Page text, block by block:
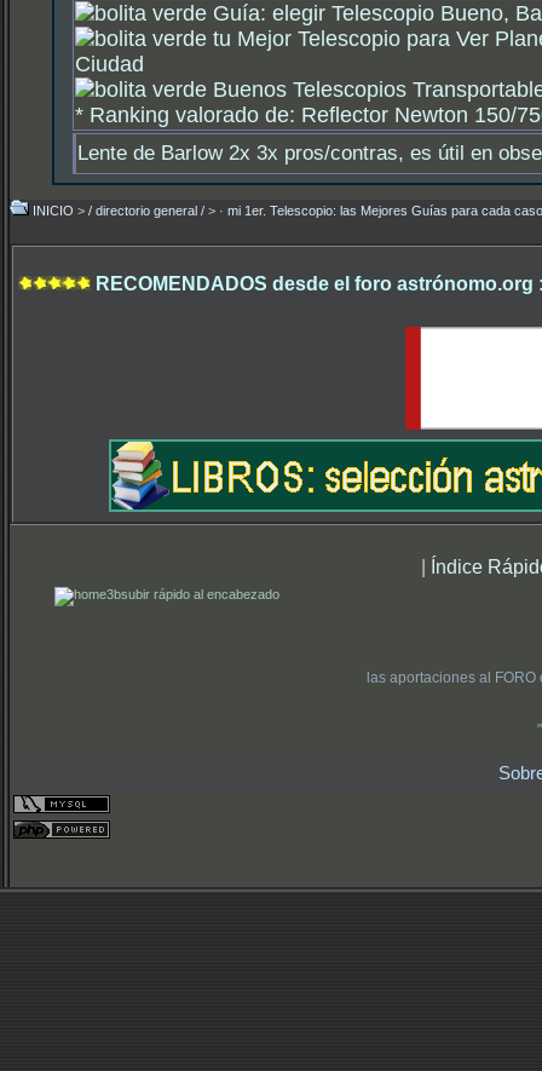
Guía: elegir Telescopio Bueno,
tu Mejor Telescopio para Ver
Ciudad
Buenos Telescopios
* Ranking valorado de: Reflector Newton 150/
Lente de Barlow 2x 3x pros/contras, es útil en
INICIO > / directorio general / > · mi 1er. Telescopio: las Mejores Guías para cada
RECOMENDADOS desde el foro astrónomo.org
| Índice
subir rápido al encabezado
las aportaciones al